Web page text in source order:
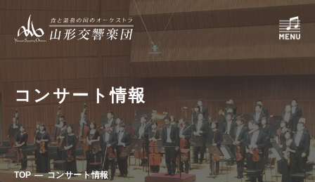
コンサート情報
TOP コンサート情報